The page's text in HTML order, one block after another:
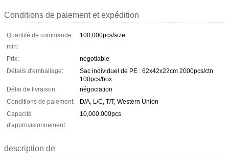
Conditions de paiement et expédition
Quantité de commande
min:
100,000pcs/size
Prix:
negotiable
Détails d'emballage:
Sac individuel de PE : 62x42x22cm 2000pcs/ctn
100pcs/box
Délai de livraison:
négociation
Conditions de paiement:
D/A, L/C, T/T, Western Union
Capacité
d'approvisionnement:
10,000,000pcs
description de